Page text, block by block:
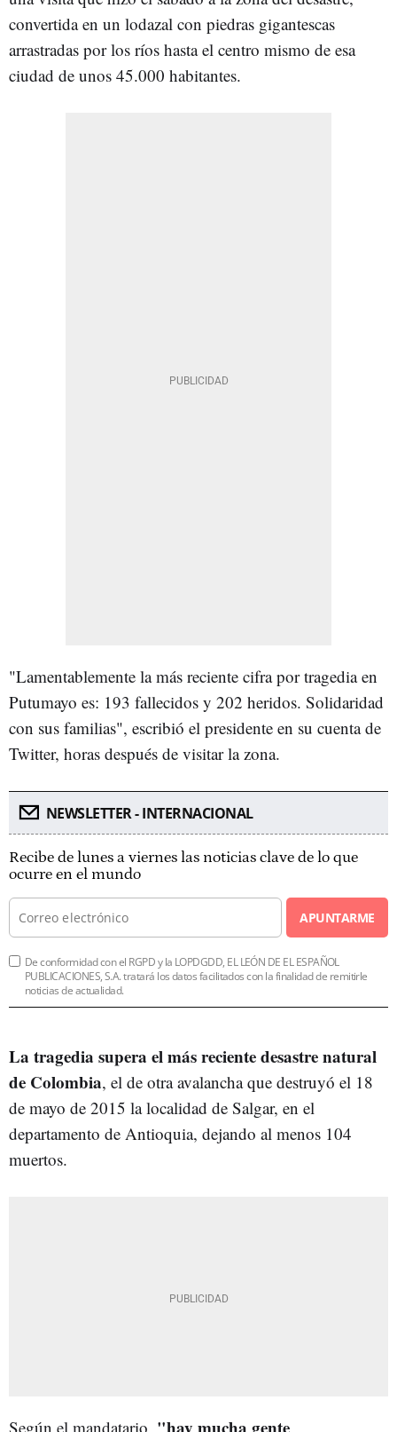
convertida en un lodazal con piedras gigantescas
arrastradas por los ríos hasta el centro mismo de esa
ciudad de unos 45.000 habitantes.
"Lamentablemente la más reciente cifra por tragedia en
Putumayo es: 193 fallecidos y 202 heridos. Solidaridad
con sus familias", escribió el presidente en su cuenta de
Twitter, horas después de visitar la zona.
NEWSLETTER - INTERNACIONAL
Recibe de lunes a viernes las noticias clave de lo que
ocurre en el mundo
APUNTARME
De conformidad con el RGPD y la LOPDGDD, EL LEÓN DE EL ESPAÑOL
PUBLICACIONES, S.A. tratará los datos facilitados con la finalidad de remitirle
noticias de actualidad.
La tragedia supera el más reciente desastre natural
de Colombia, el de otra avalancha que destruyó el 18
de mayo de 2015 la localidad de Salgar, en el
departamento de Antioquia, dejando al menos 104
muertos.
Según el mandatario, "hay mucha gente